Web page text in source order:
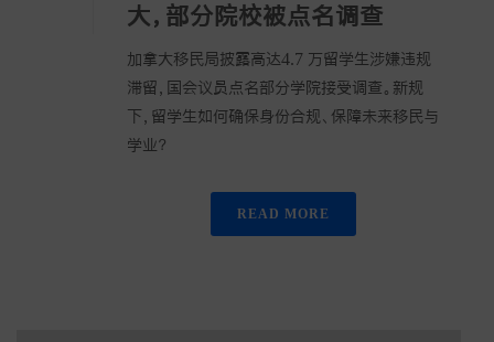
大，部分院校被点名调查
加拿大移民局披露高达4.7 万留学生涉嫌违规
滞留，国会议员点名部分学院接受调查。新规
下，留学生如何确保身份合规、保障未来移民与
学业？
READ MORE